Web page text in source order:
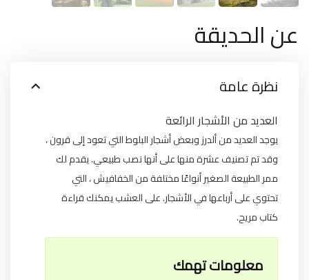
عن الحديقة
نظرة عامة
العديد من الأشجار الرائعة
يوجد العديد من ألدرز وبعض أشجار البلوط التي تعود إلى قرون ،
وقد تم تصنيف عشرة منها على أنها نصب طبيعي. يقدم لك
ممر الطبيعة الصغير أنواعًا مختلفة من الخفافيش ، التي
تحتوي على أرباعها في الأشجار. على العشب يمكنك قراءة
كتاب مريح.
معلومات تهمك